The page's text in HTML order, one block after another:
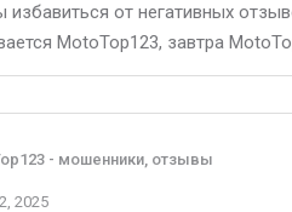
избавиться от негативных
MotoTop123, завтра
- мошенники, отзывы
2025